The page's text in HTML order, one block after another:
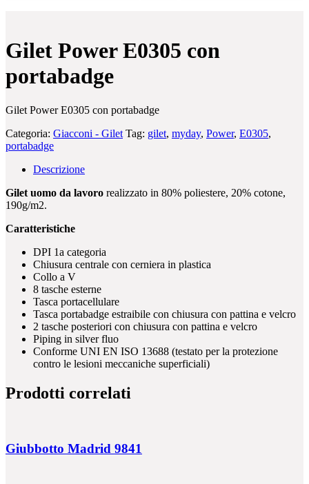
Gilet Power E0305 con
portabadge
Gilet Power E0305 con portabadge
Categoria: Giacconi - Gilet Tag: gilet, myday, Power, E0305,
portabadge
Descrizione
Gilet uomo da lavoro realizzato in 80% poliestere, 20% cotone,
190g/m2.
Caratteristiche
DPI 1a categoria
Chiusura centrale con cerniera in plastica
Collo a V
8 tasche esterne
Tasca portacellulare
Tasca portabadge estraibile con chiusura con pattina e velcro
2 tasche posteriori con chiusura con pattina e velcro
Piping in silver fluo
Conforme UNI EN ISO 13688 (testato per la protezione
contro le lesioni meccaniche superficiali)
Prodotti correlati
Giubbotto Madrid 9841